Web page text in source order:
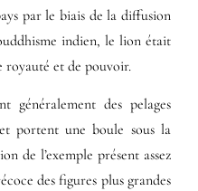
par le biais de la diffusion
indien, le lion était
royauté et de pouvoir.
généralement des pelages
portent une boule sous la
de l’exemple présent assez
des figures plus grandes